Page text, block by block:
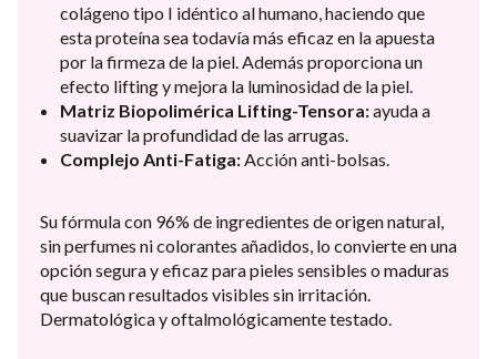
colágeno tipo I idéntico al humano, haciendo que
esta proteína sea todavía más eficaz en la apuesta
por la firmeza de la piel. Además proporciona un
efecto lifting y mejora la luminosidad de la piel.
Matriz Biopolimérica Lifting-Tensora:ayuda a
suavizar la profundidad de las arrugas.
Complejo Anti-Fatiga: Acción anti-bolsas.
Su fórmula con 96% de ingredientes de origen natural,
sin perfumes ni colorantes añadidos, lo convierte en una
opción segura y eficaz para pieles sensibles o maduras
que buscan resultados visibles sin irritación.
Dermatológica y oftalmológicamente testado.